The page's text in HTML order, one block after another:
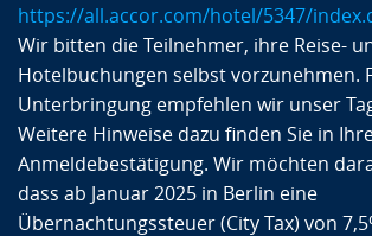
https://all.accor.com/hotel/5347/
Wir bitten die Teilnehmer, ihre Reise-
Hotelbuchungen selbst vorzunehmen.
Unterbringung empfehlen wir unser
Weitere Hinweise dazu finden Sie in
Anmeldebestätigung. Wir möchten
dass ab Januar 2025 in Berlin eine
Übernachtungssteuer (City Tax) von